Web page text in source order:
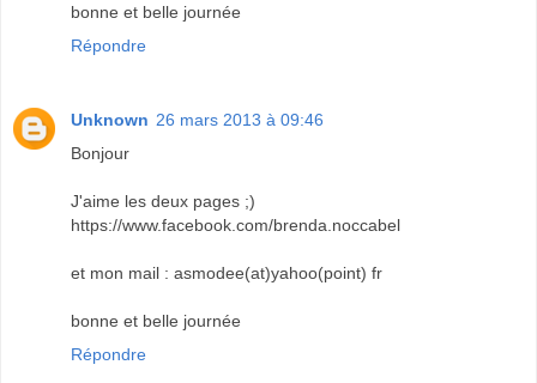
bonne et belle journée
Répondre
Unknown 26 mars 2013 à 09:46
Bonjour
J'aime les deux pages ;)
https://www.facebook.com/brenda.noccabel
et mon mail : asmodee(at)yahoo(point) fr
bonne et belle journée
Répondre